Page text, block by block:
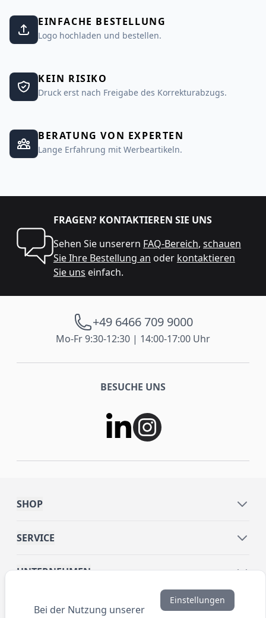
EINFACHE BESTELLUNG
Logo hochladen und bestellen.
KEIN RISIKO
Druck erst nach Freigabe des Korrekturabzugs.
BERATUNG VON EXPERTEN
Lange Erfahrung mit Werbeartikeln.
FRAGEN? KONTAKTIEREN SIE UNS
Sehen Sie unserern FAQ-Bereich, schauen
Sie Ihre Bestellung an oder kontaktieren
Sie uns einfach.
+49 6466 709 9000
Mo-Fr 9:30-12:30 | 14:00-17:00 Uhr
BESUCHE UNS
SHOP
SERVICE
UNTERNEHMEN
INFORMATIONEN
Bei der Nutzung unserer
Einstellungen